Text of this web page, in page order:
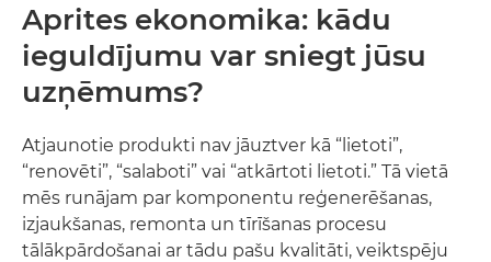
Aprites ekonomika: kādu
ieguldījumu var sniegt jūsu
uzņēmums?
Atjaunotie produkti nav jāuztver kā “lietoti”,
“renovēti”, “salaboti” vai “atkārtoti lietoti.” Tā vietā
mēs runājam par komponentu reģenerēšanas,
izjaukšanas, remonta un tīrīšanas procesu
tālākpārdošanai ar tādu pašu kvalitāti, veiktspēju